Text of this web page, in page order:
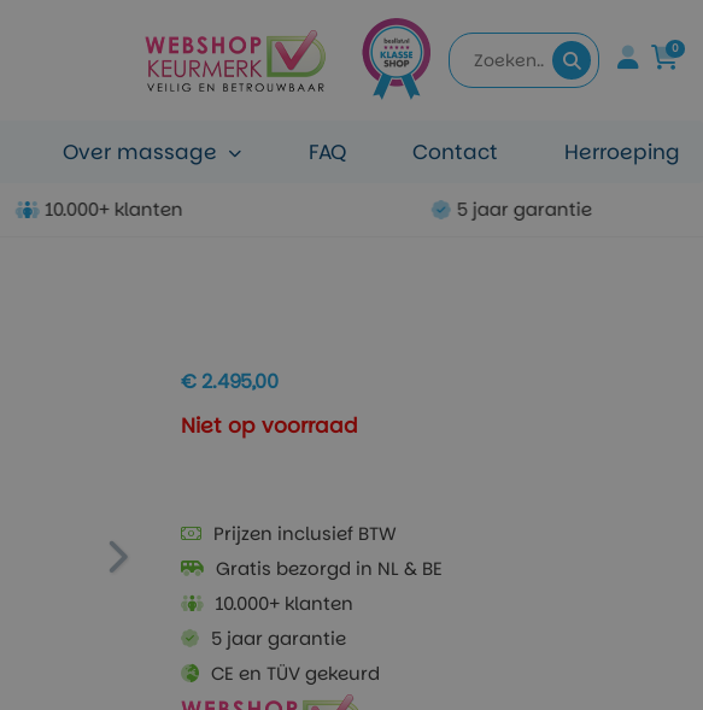
0
Over massage FAQ Contact Herroeping
10.000+ klanten 5 jaar garantie
€ 2.495,00
Niet op voorraad
Prijzen inclusief BTW
Gratis bezorgd in NL & BE
10.000+ klanten
5 jaar garantie
CE en TÜV gekeurd